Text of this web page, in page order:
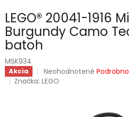
LEGO® 20041-1916
Burgundy Camo
batoh
MSK934
Akcia
Priemerné
hodnotenie
Neohodnotené
Značka:LEGO